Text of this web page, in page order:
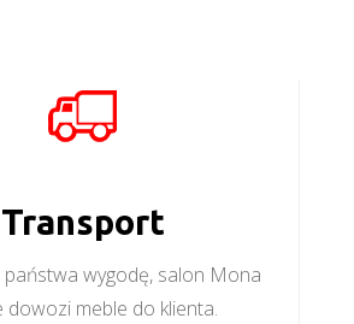
Transport
wygodę, salon Mona
dowozi meble do klienta.